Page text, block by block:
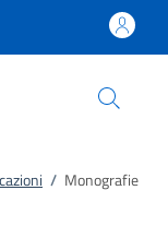
/ Monografie